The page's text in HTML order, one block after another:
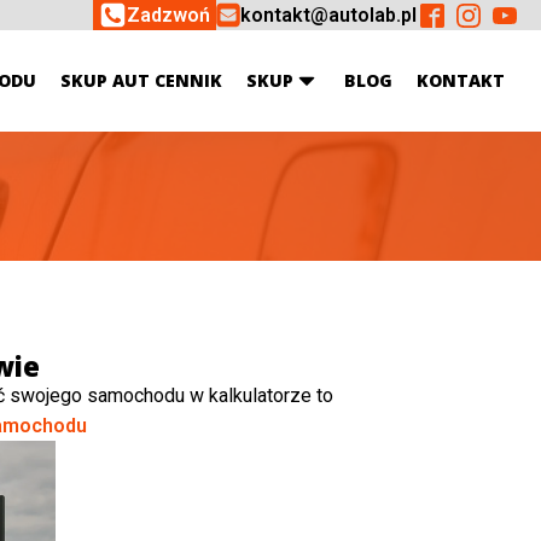
Zadzwoń kontakt@autolab.pl
SKUP AUT CENNIK SKUP BLOG KONTAKT
samochodu w kalkulatorze to